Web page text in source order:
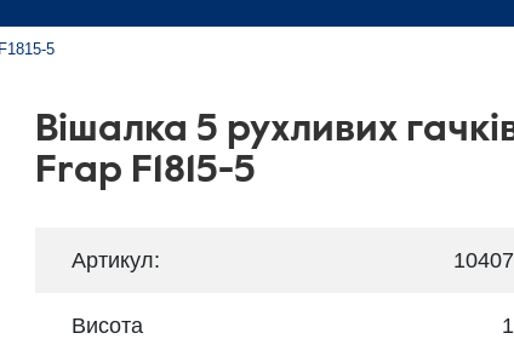
5
Вішалка 5 рухливих
Frap F1815-5
Артикул:
Висота